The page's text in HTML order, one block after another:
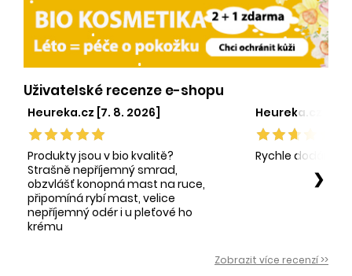
Uživatelské recenze e-shopu
Heureka.cz [7. 8. 2026]
Produkty jsou v bio kvalitě?
Strašně nepříjemný smrad,
obzvlášť konopná mast na ruce,
připomíná rybí mast, velice
nepříjemný odér i u pleťové ho
krému
Heureka.cz [1.
Rychle dodání
❯
Zobrazit více recenzí >>